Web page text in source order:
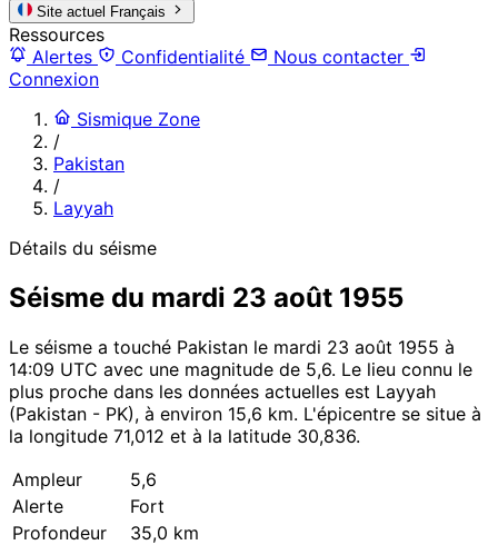
Site actuel Français
Ressources
Alertes
Confidentialité
Nous contacter
Connexion
Sismique Zone
/
Pakistan
/
Layyah
Détails du séisme
Séisme du mardi 23 août 1955
Le séisme a touché Pakistan le mardi 23 août 1955 à
14:09 UTC avec une magnitude de 5,6. Le lieu connu le
plus proche dans les données actuelles est Layyah
(Pakistan - PK), à environ 15,6 km. L'épicentre se situe à
la longitude 71,012 et à la latitude 30,836.
Ampleur
5,6
Alerte
Fort
Profondeur
35,0 km